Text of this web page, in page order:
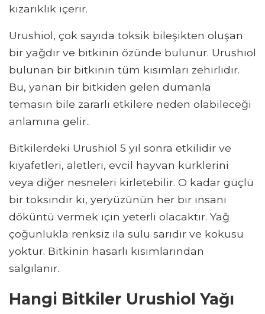
kızarıklık içerir.
Urushiol, çok sayıda toksik bileşikten oluşan
bir yağdır ve bitkinin özünde bulunur. Urushiol
bulunan bir bitkinin tüm kısımları zehirlidir.
Bu, yanan bir bitkiden gelen dumanla
temasın bile zararlı etkilere neden olabileceği
anlamına gelir..
Bitkilerdeki Urushiol 5 yıl sonra etkilidir ve
kıyafetleri, aletleri, evcil hayvan kürklerini
veya diğer nesneleri kirletebilir. O kadar güçlü
bir toksindir ki, yeryüzünün her bir insanı
döküntü vermek için yeterli olacaktır. Yağ
çoğunlukla renksiz ila sulu sarıdır ve kokusu
yoktur. Bitkinin hasarlı kısımlarından
salgılanır.
Hangi Bitkiler Urushiol Yağı